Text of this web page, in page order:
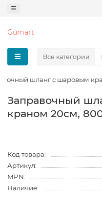
Gumart
Все категории
шланг с шаровым
Заправочный
краном 20см,
Код товара:
Артикул:
MPN:
Наличие: